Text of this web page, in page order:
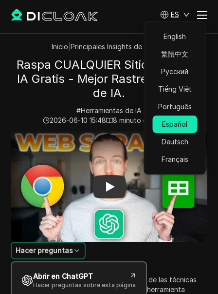
ES
English
繁體中文
Русский
Tiếng Việt
Português
Español
Deutsch
Français
Inicio Principales Insights de Videos
Raspa CUALQUIER Sitio Web Con
IA Gratis - Mejor Rastreador Web
de IA.
#Herramientas de IA
2026-06-10 15:48
8 minuto de lectura
Play Video:Raspa CUALQUIER Sitio Web Con IA
Introducción al contenido
Hacer preguntas
Abrir en ChatGPT
Hacer preguntas sobre esta página
Este video proporciona una visión general de las técnicas
modernas de web scraping utilizando una herramienta